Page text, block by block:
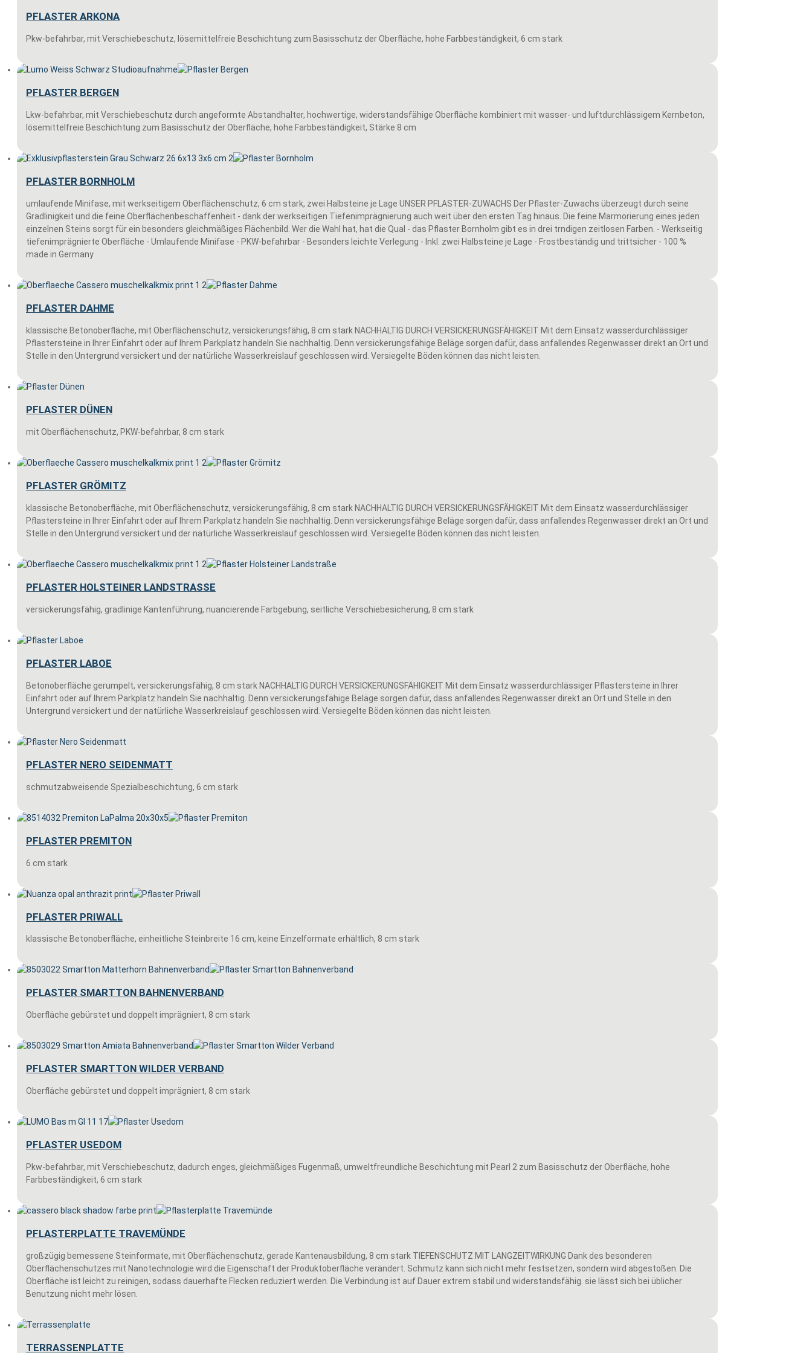
PFLASTER ARKONA
Pkw-befahrbar, mit Verschiebeschutz, lösemittelfreie Beschichtung zum Basisschutz der Oberfläche, hohe Farbbeständigkeit, 6 cm stark
PFLASTER BERGEN
Lkw-befahrbar, mit Verschiebeschutz durch angeformte Abstandhalter, hochwertige, widerstandsfähige Oberfläche kombiniert mit wasser- und luftdurchlässigem Kernbeton,
lösemittelfreie Beschichtung zum Basisschutz der Oberfläche, hohe Farbbeständigkeit, Stärke 8 cm
PFLASTER BORNHOLM
umlaufende Minifase, mit werkseitigem Oberflächenschutz, 6 cm stark, zwei Halbsteine je Lage UNSER PFLASTER-ZUWACHS Der Pflaster-Zuwachs überzeugt durch seine
Gradlinigkeit und die feine Oberflächenbeschaffenheit - dank der werkseitigen Tiefenimprägnierung auch weit über den ersten Tag hinaus. Die feine Marmorierung eines jeden
einzelnen Steins sorgt für ein besonders gleichmäßiges Flächenbild. Wer die Wahl hat, hat die Qual - das Pflaster Bornholm gibt es in drei trndigen zeitlosen Farben. - Werkseitig
tiefenimprägnierte Oberfläche - Umlaufende Minifase - PKW-befahrbar - Besonders leichte Verlegung - Inkl. zwei Halbsteine je Lage - Frostbeständig und trittsicher - 100 %
made in Germany
PFLASTER DAHME
klassische Betonoberfläche, mit Oberflächenschutz, versickerungsfähig, 8 cm stark NACHHALTIG DURCH VERSICKERUNGSFÄHIGKEIT Mit dem Einsatz wasserdurchlässiger
Pflastersteine in Ihrer Einfahrt oder auf Ihrem Parkplatz handeln Sie nachhaltig. Denn versickerungsfähige Beläge sorgen dafür, dass anfallendes Regenwasser direkt an Ort und
Stelle in den Untergrund versickert und der natürliche Wasserkreislauf geschlossen wird. Versiegelte Böden können das nicht leisten.
PFLASTER DÜNEN
mit Oberflächenschutz, PKW-befahrbar, 8 cm stark
PFLASTER GRÖMITZ
klassische Betonoberfläche, mit Oberflächenschutz, versickerungsfähig, 8 cm stark NACHHALTIG DURCH VERSICKERUNGSFÄHIGKEIT Mit dem Einsatz wasserdurchlässiger
Pflastersteine in Ihrer Einfahrt oder auf Ihrem Parkplatz handeln Sie nachhaltig. Denn versickerungsfähige Beläge sorgen dafür, dass anfallendes Regenwasser direkt an Ort und
Stelle in den Untergrund versickert und der natürliche Wasserkreislauf geschlossen wird. Versiegelte Böden können das nicht leisten.
PFLASTER HOLSTEINER LANDSTRASSE
versickerungsfähig, gradlinige Kantenführung, nuancierende Farbgebung, seitliche Verschiebesicherung, 8 cm stark
PFLASTER LABOE
Betonoberfläche gerumpelt, versickerungsfähig, 8 cm stark NACHHALTIG DURCH VERSICKERUNGSFÄHIGKEIT Mit dem Einsatz wasserdurchlässiger Pflastersteine in Ihrer
Einfahrt oder auf Ihrem Parkplatz handeln Sie nachhaltig. Denn versickerungsfähige Beläge sorgen dafür, dass anfallendes Regenwasser direkt an Ort und Stelle in den
Untergrund versickert und der natürliche Wasserkreislauf geschlossen wird. Versiegelte Böden können das nicht leisten.
PFLASTER NERO SEIDENMATT
schmutzabweisende Spezialbeschichtung, 6 cm stark
PFLASTER PREMITON
6 cm stark
PFLASTER PRIWALL
klassische Betonoberfläche, einheitliche Steinbreite 16 cm, keine Einzelformate erhältlich, 8 cm stark
PFLASTER SMARTTON BAHNENVERBAND
Oberfläche gebürstet und doppelt imprägniert, 8 cm stark
PFLASTER SMARTTON WILDER VERBAND
Oberfläche gebürstet und doppelt imprägniert, 8 cm stark
PFLASTER USEDOM
Pkw-befahrbar, mit Verschiebeschutz, dadurch enges, gleichmäßiges Fugenmaß, umweltfreundliche Beschichtung mit Pearl 2 zum Basisschutz der Oberfläche, hohe
Farbbeständigkeit, 6 cm stark
PFLASTERPLATTE TRAVEMÜNDE
großzügig bemessene Steinformate, mit Oberflächenschutz, gerade Kantenausbildung, 8 cm stark TIEFENSCHUTZ MIT LANGZEITWIRKUNG Dank des besonderen
Oberflächenschutzes mit Nanotechnologie wird die Eigenschaft der Produktoberfläche verändert. Schmutz kann sich nicht mehr festsetzen, sondern wird abgestoßen. Die
Oberfläche ist leicht zu reinigen, sodass dauerhafte Flecken reduziert werden. Die Verbindung ist auf Dauer extrem stabil und widerstandsfähig. sie lässt sich bei üblicher
Benutzung nicht mehr lösen.
TERRASSENPLATTE